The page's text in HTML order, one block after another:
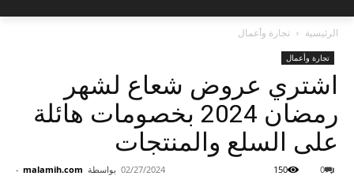
الرئيسية تجارة وأعمال
تجارة وأعمال
اشتري عروض شعاع لشهر
رمضان 2024 بخصومات هائلة
على السلع والمنتجات
بواسطة malamih.com
- 02/27/2024 0
150